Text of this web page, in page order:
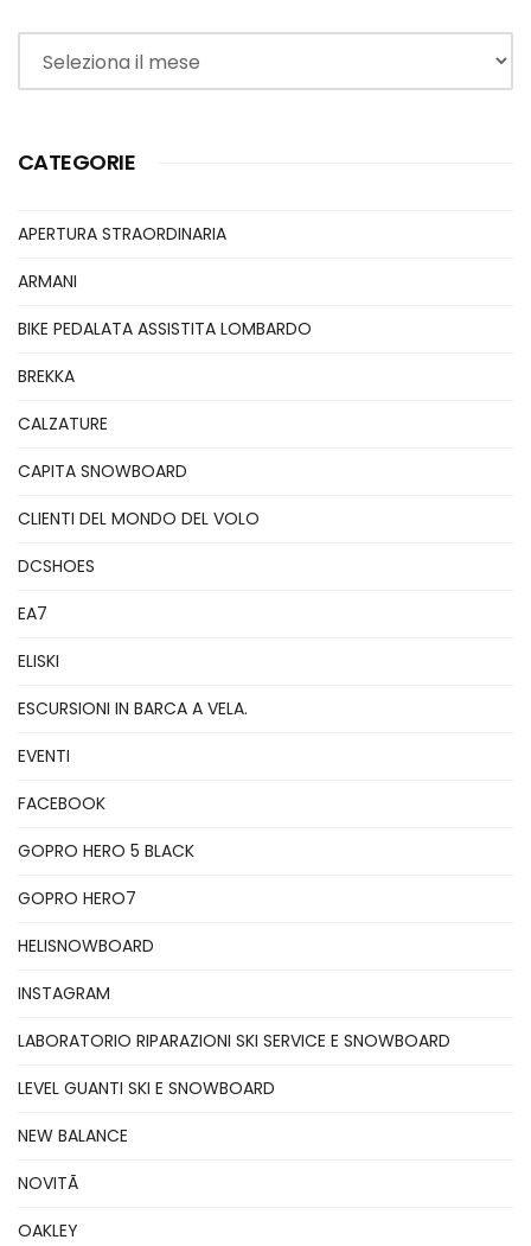
Archivi
CATEGORIE
APERTURA STRAORDINARIA
ARMANI
BIKE PEDALATA ASSISTITA LOMBARDO
BREKKA
CALZATURE
CAPITA SNOWBOARD
CLIENTI DEL MONDO DEL VOLO
DCSHOES
EA7
ELISKI
ESCURSIONI IN BARCA A VELA.
EVENTI
FACEBOOK
GOPRO HERO 5 BLACK
GOPRO HERO7
HELISNOWBOARD
INSTAGRAM
LABORATORIO RIPARAZIONI SKI SERVICE E SNOWBOARD
LEVEL GUANTI SKI E SNOWBOARD
NEW BALANCE
NOVITÃ
OAKLEY